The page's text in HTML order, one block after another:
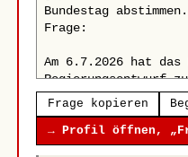
Frage kopieren
→ Profil öffnen,